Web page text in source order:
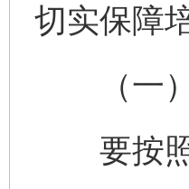
切实保障
（一）
要按照